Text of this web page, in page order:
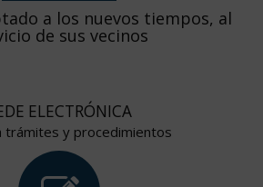
a los nuevos tiempos, al
de sus vecinos
ELECTRÓNICA
trámites y procedimientos